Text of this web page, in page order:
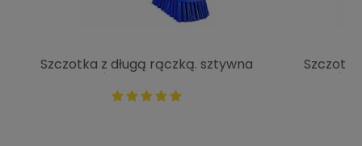
Szczotka z długą rączką. sztywna
fioletowa | VIKAN 41868 biała |